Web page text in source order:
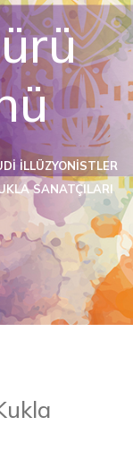
İLLÜZYONISTLER
SANATÇILARI